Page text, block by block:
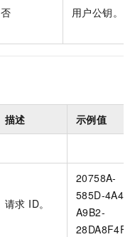
否 用户公钥。
描述 示例值
请求 ID。
20758A-
585D-4A41-
A9B2-